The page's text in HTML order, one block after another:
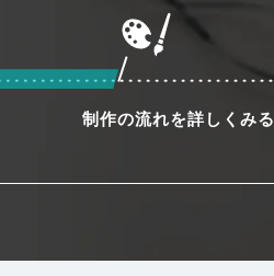
制作の流れを詳しくみる